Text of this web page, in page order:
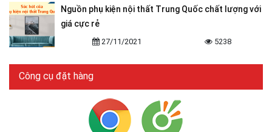
Nguồn phụ kiện nội thất Trung Quốc chất lượng với
giá cực rẻ
27/11/2021 5238
Công cụ đặt hàng